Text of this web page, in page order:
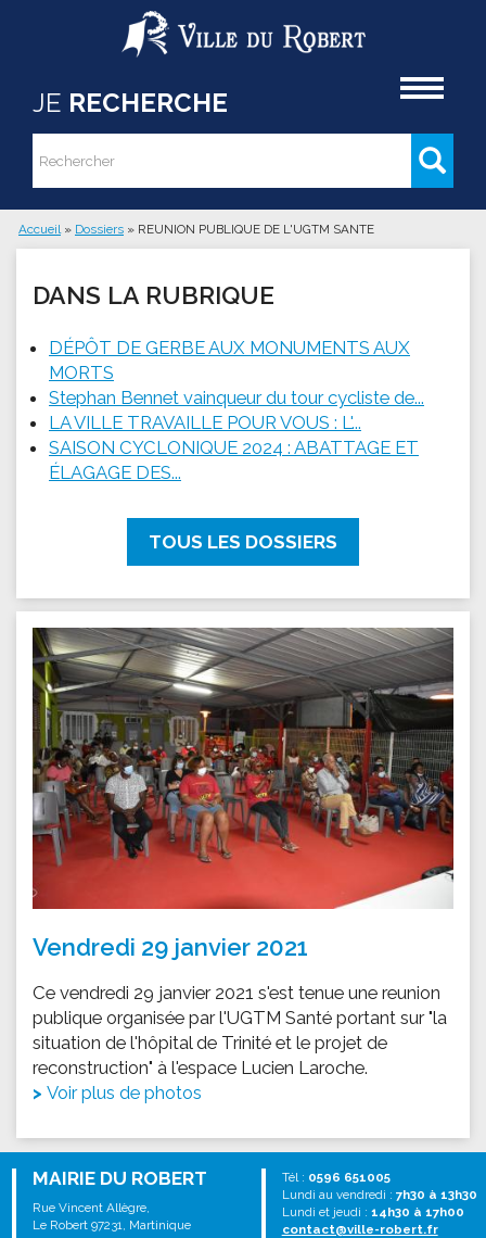
Aller au contenu principal
JE RECHERCHE
Formulaire de recherche
Rechercher
Vous êtes ici
Accueil » Dossiers » REUNION PUBLIQUE DE L'UGTM SANTE
DANS LA RUBRIQUE
DÉPÔT DE GERBE AUX MONUMENTS AUX
MORTS
Stephan Bennet vainqueur du tour cycliste de...
LA VILLE TRAVAILLE POUR VOUS : L'...
SAISON CYCLONIQUE 2024 : ABATTAGE ET
ÉLAGAGE DES...
TOUS LES DOSSIERS
Vendredi 29 janvier 2021
Ce vendredi 29 janvier 2021 s'est tenue une reunion
publique organisée par l'UGTM Santé portant sur "la
situation de l'hôpital de Trinité et le projet de
reconstruction" à l'espace Lucien Laroche.
Voir plus de photos
MAIRIE DU ROBERT
Rue Vincent Allègre,
Le Robert 97231, Martinique
Tél : 0596 651005
Lundi au vendredi : 7h30 à 13h30
Lundi et jeudi : 14h30 à 17h00
contact@ville-robert.fr